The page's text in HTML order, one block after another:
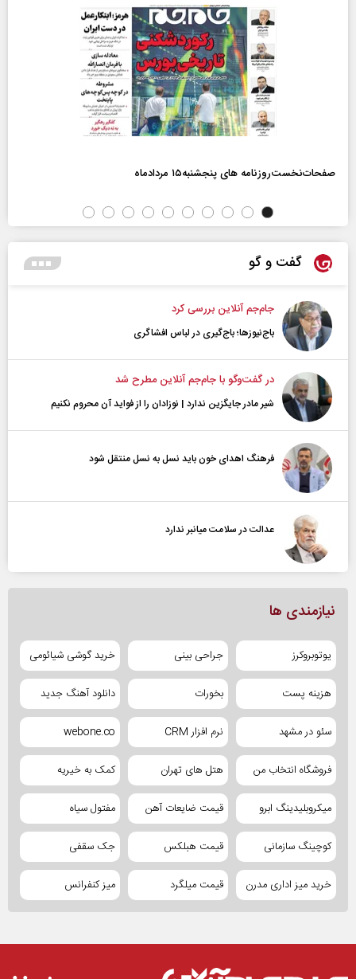
صفحات‌نخست‌روزنامه ها‌ی پنجشنبه‌۱۵ مردادماه
گفت و گو
جام‌جم آنلاین بررسی کرد
باج‌نیوزها؛ باج‌گیری در لباس افشاگری
در گفت‌و‌گو با جام‌جم آنلاین مطرح شد
شیر مادر جایگزین ندارد | نوزادان را از فواید آن محروم نکنیم
فرهنگ اهدای خون باید نسل به نسل منتقل شود
عدالت در سلامت میانبر ندارد
نیازمندی ها
یوتوبروکرز جراحی بینی خرید گوشی شیائومی
هزینه پست بخورات دانلود آهنگ جدید
سئو در مشهد نرم افزار CRM webone.co
فروشگاه انتخاب من هتل های تهران کمک به خیریه
میکروبلیدینگ ابرو قیمت ضایعات آهن مفتول سیاه
کوچینگ سازمانی قیمت هبلکس جک سقفی
خرید میز اداری مدرن قیمت میلگرد میز کنفرانس